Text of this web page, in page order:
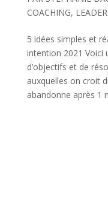
COACHING,
5 idées simples et
intention 2021 Voici
d’objectifs et de
auxquelles on croit
abandonne après 1